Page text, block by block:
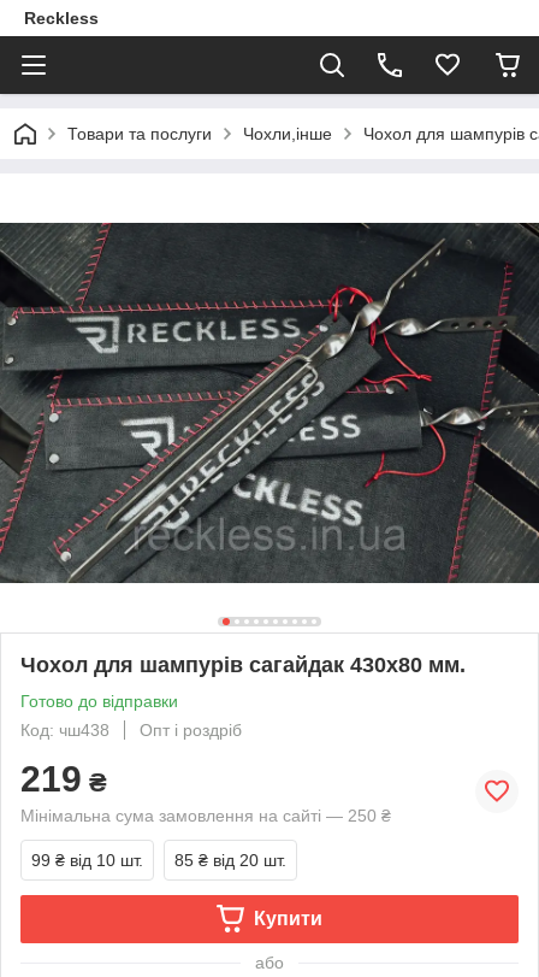
Reckless
Товари та послуги Чохли,інше Чохол для шампурів
Чохол для шампурів сагайдак 430х80 мм.
Готово до відправки
Код: чш438
Опт і роздріб
219 ₴
Мінімальна сума замовлення на сайті — 250 ₴
99 ₴ від 10 шт. 85 ₴ від 20 шт.
Купити
або